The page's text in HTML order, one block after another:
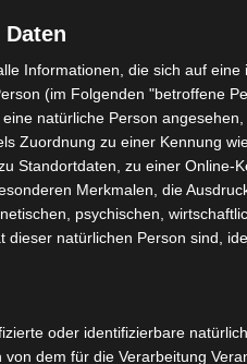
Nächster Artikel
zu Pfingsten
Informationen, die sich auf eine
(im Folgenden "betroffene
natürliche Person
Zuordnung zu einer Kennung
Standortdaten, zu einer Online-
Merkmalen, die
psychischen,
dieser natürlichen Person sind,
oder identifizierbare
dem für die Verarbeitung